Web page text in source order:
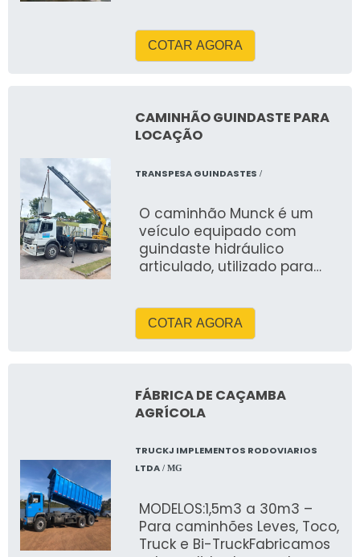
qualidade na hora de se
COTAR AGORA
CAMINHÃO GUINDASTE PARA
LOCAÇÃO
TRANSPESA GUINDASTES /
O caminhão Munck é um
veículo equipado com
guindaste hidráulico
articulado, utilizado para
capacidade de 5 a 18
toneladas, braço com
hidráulicas), montado sobre
caminhões trucados com
A carroceria é metálica e
reforçada, com 6 a 7 metros
hidráulicos, válvulas de
segurança, limitadores de
carga e altura, controle
COTAR AGORA
FÁBRICA DE CAÇAMBA
AGRÍCOLA
TRUCKJ IMPLEMENTOS RODOVIARIOS
LTDA/ MG
MODELOS:1,5m3 a 30m3 –
Para caminhões Leves, Toco,
Truck e Bi-TruckFabricamos